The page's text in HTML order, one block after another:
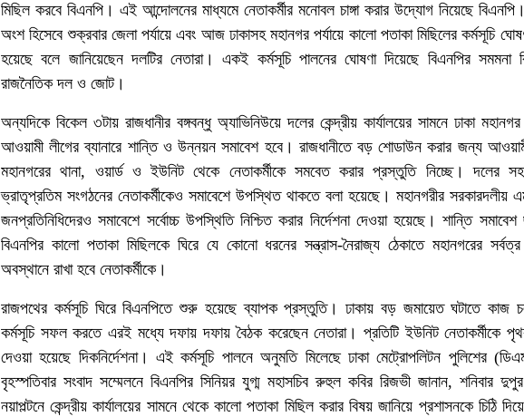
মিছিল করবে বিএনপি। এই আন্দোলনের মাধ্যমে নেতাকর্মীর মনোবল চাঙ্গা করার উদ্যোগ নিয়েছে
অংশ হিসেবে শুক্রবার জেলা পর্যায়ে এবং আজ ঢাকাসহ মহানগর পর্যায়ে কালো পতাকা মিছিলের কর্মসূচি
হয়েছে বলে জানিয়েছেন দলটির নেতারা। একই কর্মসূচি পালনের ঘোষণা দিয়েছে বিএনপির সমমনা
রাজনৈতিক দল ও জোট।
অন্যদিকে বিকেল ৩টায় রাজধানীর বঙ্গবন্ধু অ্যাভিনিউয়ে দলের কেন্দ্রীয় কার্যালয়ের সামনে ঢাকা মহানগর
আওয়ামী লীগের ব্যানারে শান্তি ও উন্নয়ন সমাবেশ হবে। রাজধানীতে বড় শোডাউন করার জন্য
মহানগরের থানা, ওয়ার্ড ও ইউনিট থেকে নেতাকর্মীকে সমবেত করার প্রস্তুতি নিচ্ছে। দলের
ভ্রাতৃপ্রতিম সংগঠনের নেতাকর্মীকেও সমাবেশে উপস্থিত থাকতে বলা হয়েছে। মহানগরীর সরকারদলীয়
জনপ্রতিনিধিদেরও সমাবেশে সর্বোচ্চ উপস্থিতি নিশ্চিত করার নির্দেশনা দেওয়া হয়েছে। শান্তি সমাবেশ
বিএনপির কালো পতাকা মিছিলকে ঘিরে যে কোনো ধরনের সন্ত্রাস-নৈরাজ্য ঠেকাতে মহানগরের
অবস্থানে রাখা হবে নেতাকর্মীকে।
রাজপথের কর্মসূচি ঘিরে বিএনপিতে শুরু হয়েছে ব্যাপক প্রস্তুতি। ঢাকায় বড় জমায়েত ঘটাতে কাজ
কর্মসূচি সফল করতে এরই মধ্যে দফায় দফায় বৈঠক করেছেন নেতারা। প্রতিটি ইউনিট নেতাকর্মীকে
দেওয়া হয়েছে দিকনির্দেশনা। এই কর্মসূচি পালনে অনুমতি মিলেছে ঢাকা মেট্রোপলিটন পুলিশের
বৃহস্পতিবার সংবাদ সম্মেলনে বিএনপির সিনিয়র যুগ্ম মহাসচিব রুহুল কবির রিজভী জানান, শনিবার
নয়াপল্টনে কেন্দ্রীয় কার্যালয়ের সামনে থেকে কালো পতাকা মিছিল করার বিষয় জানিয়ে প্রশাসনকে চিঠি